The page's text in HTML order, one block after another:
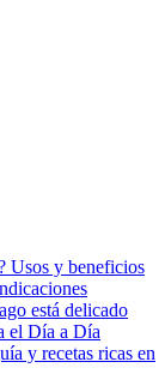
Usos y beneficios
está delicado
el Día a Día
y recetas ricas en